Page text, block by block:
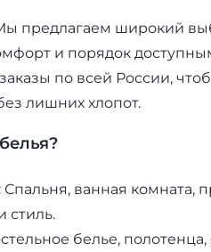
предлагаем широкий
и порядок
по всей России,
лишних хлопот.
ванная комната,
стиль.
белье,